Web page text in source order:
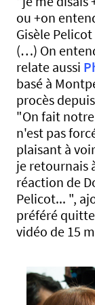
ou +on
Gisèle
(…) On
relate aussi
basé à
procès
"On fait
n'est pas
plaisant à
je retournais
réaction de
Pelicot... ",
préféré
vidéo de 15